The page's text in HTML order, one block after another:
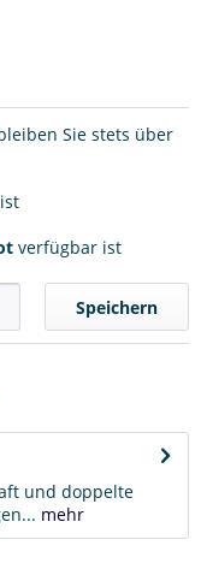
Sie stets über
ist
verfügbar ist
Speichern
und doppelte
mehr